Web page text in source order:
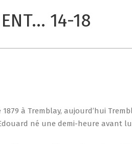
14-18
à Tremblay, aujourd’hui
né une demi-heure avant